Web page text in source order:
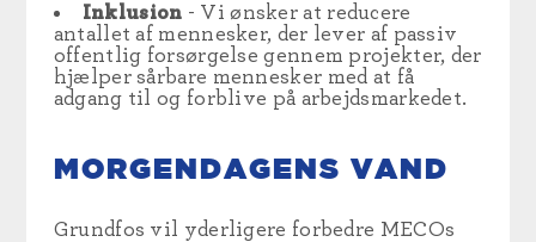
Inklusion - Vi ønsker at reducere
antallet af mennesker, der lever af passiv
offentlig forsørgelse gennem projekter, der
hjælper sårbare mennesker med at få
adgang til og forblive på arbejdsmarkedet.
MORGENDAGENS VAND
Grundfos vil yderligere forbedre MECOs